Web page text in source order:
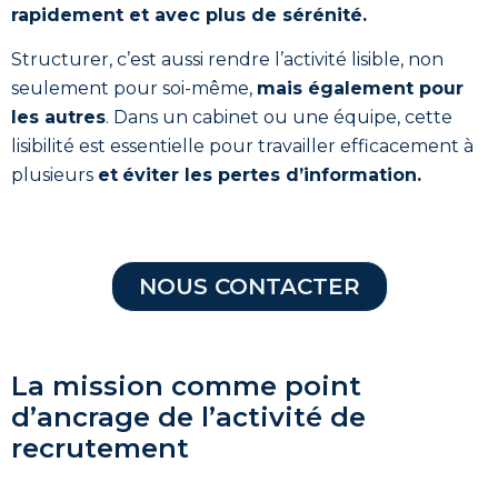
rapidement et avec plus de sérénité.
Structurer, c’est aussi rendre l’activité lisible, non
seulement pour soi-même, mais également pour
les autres. Dans un cabinet ou une équipe, cette
lisibilité est essentielle pour travailler efficacement à
plusieurs et éviter les pertes d’information.
NOUS CONTACTER
La mission comme point
d’ancrage de l’activité de
recrutement